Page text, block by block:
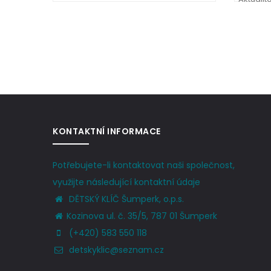
KONTAKTNÍ INFORMACE
Potřebujete-li kontaktovat naši společnost,
využijte následující kontaktní údaje
DĚTSKÝ KLÍČ Šumperk, o.p.s.
Kozinova ul. č. 35/5, 787 01 Šumperk
(+420) 583 550 118
detskyklic@seznam.cz